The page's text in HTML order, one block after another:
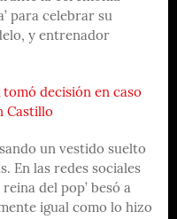
para celebrar su
y entrenador
tomó decisión en caso
Castillo
un vestido suelto
En las redes sociales
del pop’ besó a
igual como lo hizo